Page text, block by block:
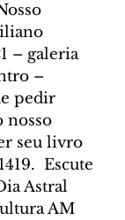
– galeria
–
pedir
nosso
seu livro
Escute
Astral
AM